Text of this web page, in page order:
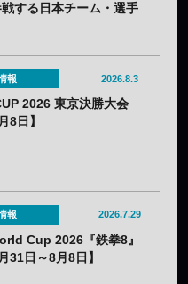
する日本チーム・選手
報 2026.8.3
2026 東京決勝大会
8日】
報 2026.7.29
Cup 2026『鉄拳8』
31日～8月8日】